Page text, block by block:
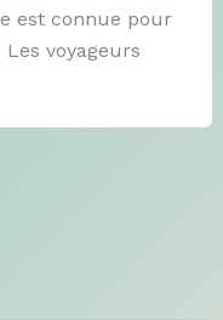
est connue pour
voyageurs